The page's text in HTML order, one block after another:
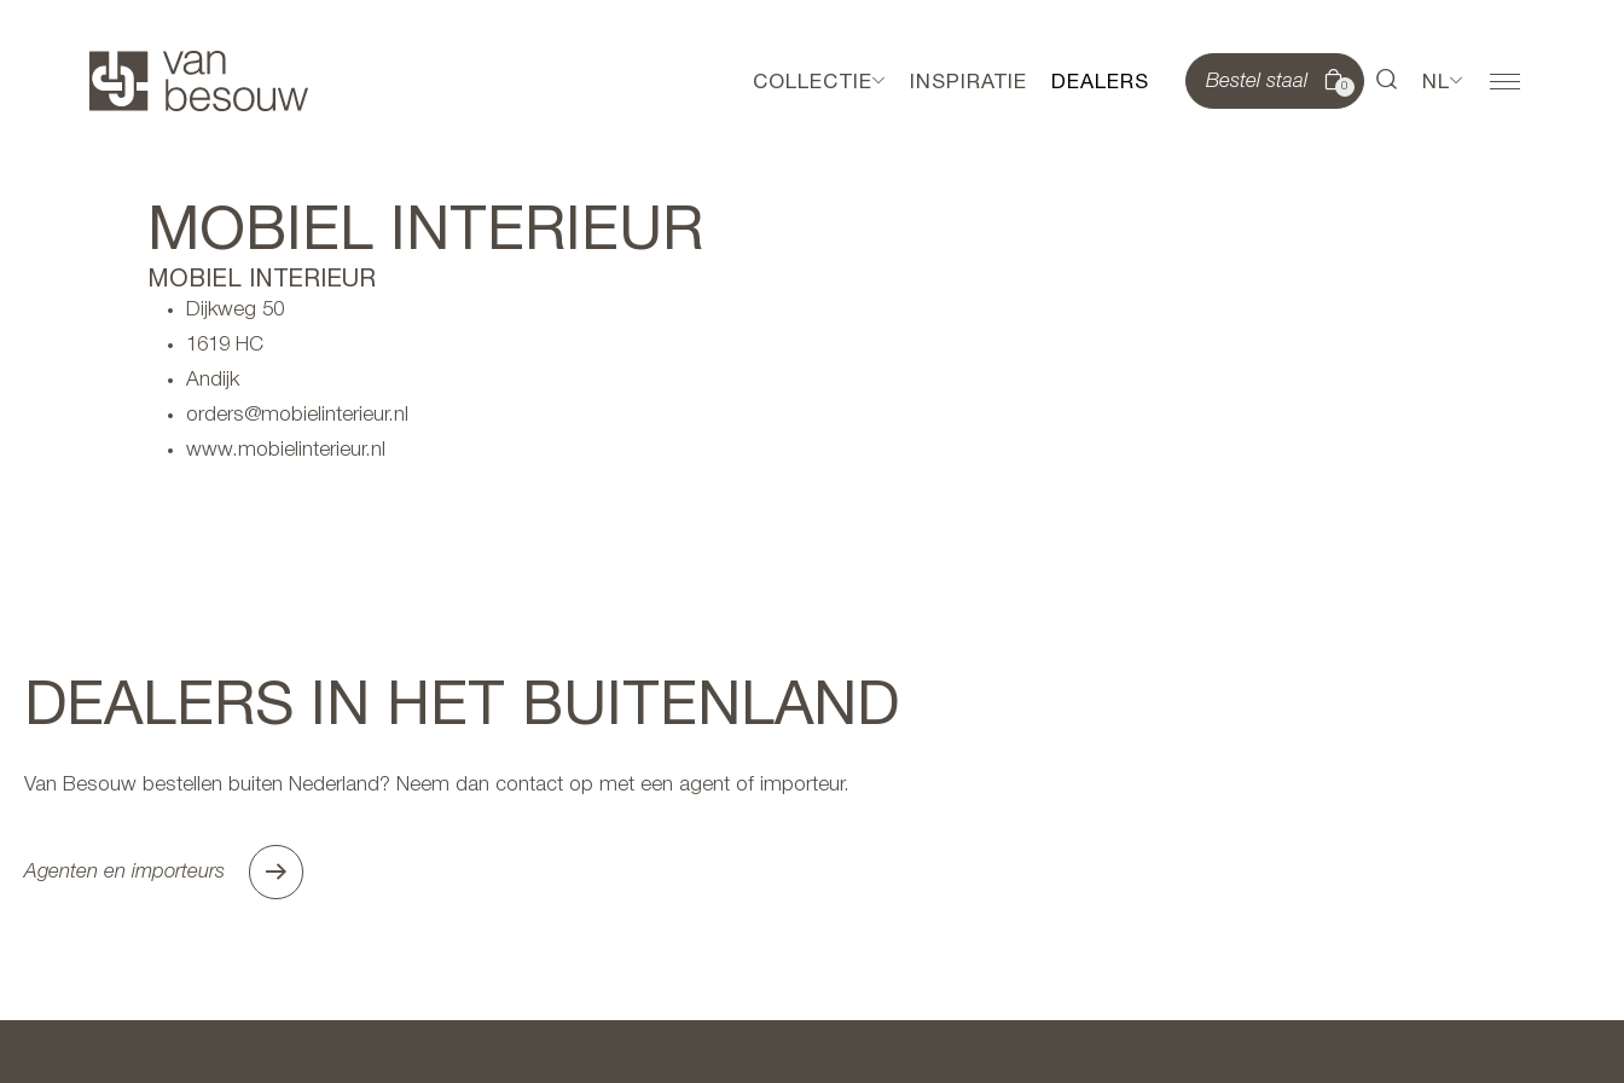
COLLECTIE INSPIRATIE DEALERS Bestel staal 0 NL
MOBIEL INTERIEUR
MOBIEL INTERIEUR
Dijkweg 50
1619 HC
Andijk
orders@mobielinterieur.nl
www.mobielinterieur.nl
DEALERS IN HET BUITENLAND
Van Besouw bestellen buiten Nederland? Neem dan contact op met een agent of importeur.
Agenten en importeurs